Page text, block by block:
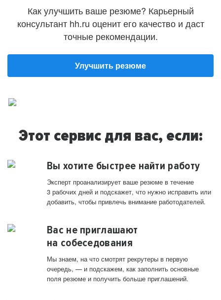
Как улучшить ваше резюме? Карьерный
консультант hh.ru оценит его качество и даст
точные рекомендации.
Улучшить резюме
Этот сервис для вас, если:
Вы хотите быстрее найти работу
Эксперт проанализирует ваше резюме в течение
3 рабочих дней и подскажет, что нужно исправить или
добавить, чтобы привлечь внимание работодателей.
Вас не приглашают
на собеседования
Мы знаем, на что смотрят рекрутеры в первую
очередь, — и подскажем, как заполнить основные
поля резюме и получить больше приглашений.